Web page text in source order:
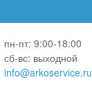
пн-пт: 9:00-18:00
сб-вс: выходной
info@arkoservice.ru